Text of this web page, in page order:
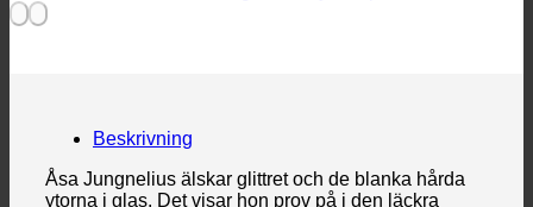
Beskrivning
Åsa Jungnelius älskar glittret och de blanka hårda
ytorna i glas. Det visar hon prov på i den läckra